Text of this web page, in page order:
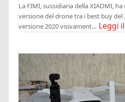
La FIMI, sussidiaria della XIAOMI,
versione del drone tra i best buy del
versione 2020 visivament... Leggi